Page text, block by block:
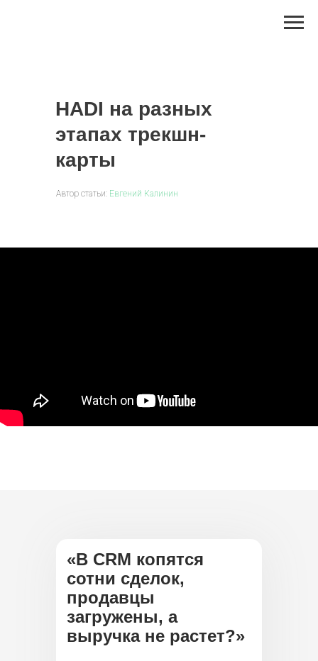
HADI на разных
этапах трекшн-
карты
Автор статьи: Евгений Калинин
«В CRM копятся
сотни сделок,
продавцы
загружены, а
выручка не растет?»